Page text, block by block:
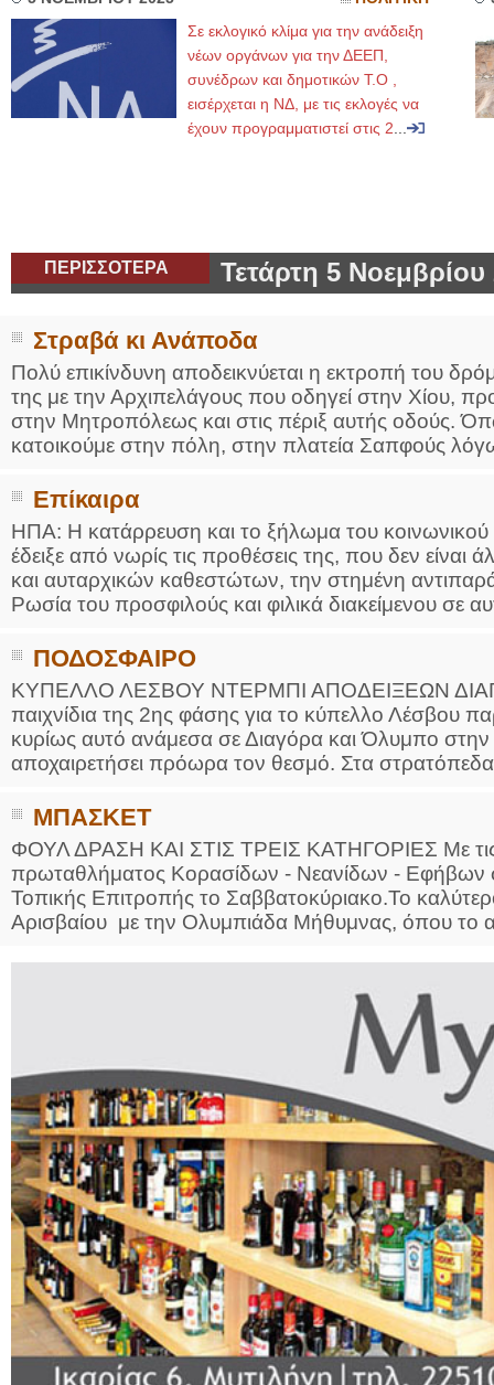
Σε εκλογικό κλίμα για την ανάδειξη
νέων οργάνων για την ΔΕΕΠ,
συνέδρων και δημοτικών Τ.Ο ,
εισέρχεται η ΝΔ, με τις εκλογές να
έχουν προγραμματιστεί στις 2
ΠΕΡΙΣΣΟΤΕΡΑ Τετάρτη 5 Νοεμβρίου
Στραβά κι Ανάποδα
Πολύ επικίνδυνη αποδεικνύεται η εκτροπή του
της με την Αρχιπελάγους που οδηγεί στην Χίου,
στην Μητροπόλεως και στις πέριξ αυτής οδούς.
κατοικούμε στην πόλη, στην πλατεία Σαπφούς
Επίκαιρα
ΗΠΑ: Η κατάρρευση και το ξήλωμα του
έδειξε από νωρίς τις προθέσεις της, που δεν είναι
και αυταρχικών καθεστώτων, την στημένη
Ρωσία του προσφιλούς και φιλικά διακείμενου σε
ΠΟΔΟΣΦΑΙΡΟ
ΚΥΠΕΛΛΟ ΛΕΣΒΟΥ ΝΤΕΡΜΠΙ ΑΠΟΔΕΙΞΕΩΝ
παιχνίδια της 2ης φάσης για το κύπελλο Λέσβου
κυρίως αυτό ανάμεσα σε Διαγόρα και Όλυμπο
αποχαιρετήσει πρόωρα τον θεσμό. Στα
ΜΠΑΣΚΕΤ
ΦΟΥΛ ΔΡΑΣΗ ΚΑΙ ΣΤΙΣ ΤΡΕΙΣ ΚΑΤΗΓΟΡΙΕΣ Με τις
πρωταθλήματος Κορασίδων - Νεανίδων - Εφήβων
Τοπικής Επιτροπής το Σαββατοκύριακο.Το
Αρισβαίου με την Ολυμπιάδα Μήθυμνας, όπου το